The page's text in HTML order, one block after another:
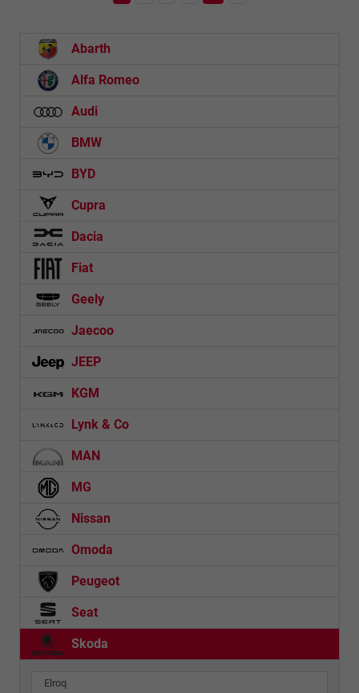
Abarth
Alfa Romeo
Audi
BMW
BYD
Cupra
Dacia
Fiat
Geely
Jaecoo
JEEP
KGM
Lynk & Co
MAN
MG
Nissan
Omoda
Peugeot
Seat
Skoda
Elroq